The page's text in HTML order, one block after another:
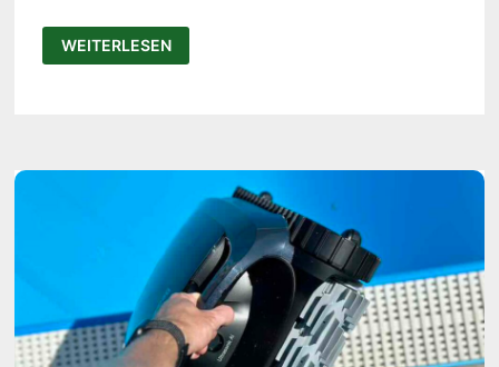
SCUBA
V3
&
DUO
WEITERLESEN